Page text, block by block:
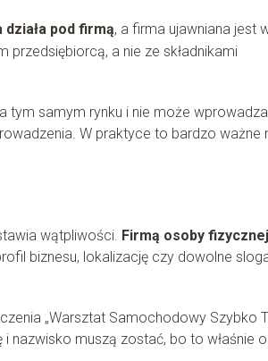
pod firmą, a firma ujawniana jest
a nie ze składnikami
tym samym rynku i nie może
W praktyce to bardzo ważne
wątpliwości. Firmą osoby fizycznej
biznesu, lokalizację czy dowolne
„Warsztat Samochodowy Szybko
nazwisko muszą zostać, bo to właśnie